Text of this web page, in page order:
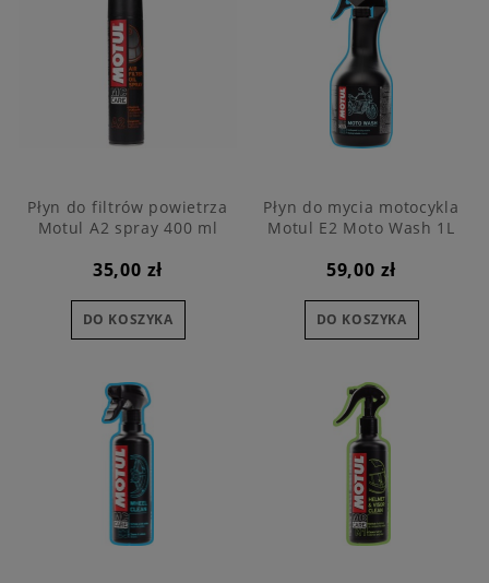
Płyn do filtrów powietrza
Motul A2 spray 400 ml
35,00 zł
DO KOSZYKA
Płyn do mycia motocykla
Motul E2 Moto Wash 1L
59,00 zł
DO KOSZYKA